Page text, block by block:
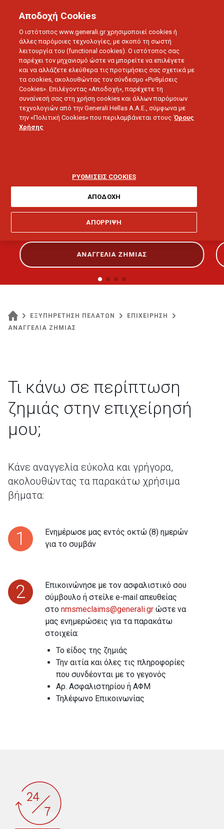
ΕΠΙΧΕΙΡΗΣΗ
Αναγγελία ζημιάς
Θέλω βοήθεια για:
ΑΝΑΓΓΕΛΙΑ ΖΗΜΙΑΣ
ΕΞΥΠΗΡΕΤΗΣΗ ΠΕΛΑΤΩΝ
ΕΠΙΧΕΙΡΗΣΗ
ΑΝΑΓΓΕΛΙΑ ΖΗΜΙΑΣ
Τι κάνω σε περίπτωση
ζημιάς στην επιχείρησή
μου;
Κάνε αναγγελία εύκολα και γρήγορα,
ακολουθώντας τα παρακάτω χρήσιμα
βήματα:
1
Ενημέρωσε μας εντός οκτώ (8) ημερών
για το συμβάν
2
Επικοινώνησε με τον ασφαλιστικό σου
σύμβουλο ή στείλε e-mail απευθείας
στο nmsmeclaims@generali.gr ώστε να
μας ενημερώσεις για τα παρακάτω
στοιχεία:
Το είδος της ζημιάς
Την αιτία και όλες τις πληροφορίες
που συνδέονται με το γεγονός
Αρ. Ασφαλιστηρίου ή AΦΜ
Τηλέφωνο Επικοινωνίας
Αποδοχή Cookies
Ο ιστότοπος www.generali.gr χρησιμοποιεί cookies ή
άλλες παρόμοιες τεχνολογίες, με σκοπό τη σωστή
λειτουργία του (functional cookies). Ο ιστότοπος σας
παρέχει τον μηχανισμό ώστε να μπορείτε να επιλέγετε
και να αλλάζετε ελεύθερα τις προτιμήσεις σας σχετικά με
τα cookies, ακολουθώντας τον σύνδεσμο «Ρυθμίσεις
Cookies». Επιλέγοντας «Αποδοχή», παρέχετε τη
συναίνεσή σας στη χρήση cookies και άλλων παρόμοιων
τεχνολογιών από την Generali Hellas A.A.E., σύμφωνα με
την «Πολιτική Cookies» που περιλαμβάνεται στους Όρους
Χρήσης
ΡΥΘΜΙΣΕΙΣ COOKIES
ΑΠΟΡΡΙΨΗ
ΑΠΟΔΟΧΗ